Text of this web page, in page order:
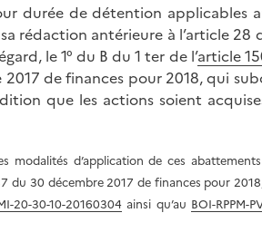
durée de détention applicables
rédaction antérieure à l’article 28
le 1° du B du 1 ter de l’article
2017 de finances pour 2018, qui
que les actions soient
modalités d’application de ces
du 30 décembre 2017 de finances pour
20-30-10-20160304ainsi qu’au BOI-RPPM-